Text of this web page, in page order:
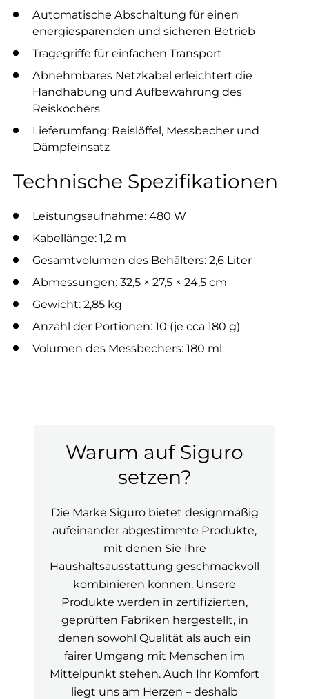
Automatische Abschaltung für einen
energiesparenden und sicheren Betrieb
Tragegriffe für einfachen Transport
Abnehmbares Netzkabel erleichtert die
Handhabung und Aufbewahrung des
Reiskochers
Lieferumfang: Reislöffel, Messbecher und
Dämpfeinsatz
Technische Spezifikationen
Leistungsaufnahme: 480 W
Kabellänge: 1,2 m
Gesamtvolumen des Behälters: 2,6 Liter
Abmessungen: 32,5 × 27,5 × 24,5 cm
Gewicht: 2,85 kg
Anzahl der Portionen: 10 (je cca 180 g)
Volumen des Messbechers: 180 ml
Warum auf Siguro
setzen?
Die Marke Siguro bietet designmäßig
aufeinander abgestimmte Produkte,
mit denen Sie Ihre
Haushaltsausstattung geschmackvoll
kombinieren können. Unsere
Produkte werden in zertifizierten,
geprüften Fabriken hergestellt, in
denen sowohl Qualität als auch ein
fairer Umgang mit Menschen im
Mittelpunkt stehen. Auch Ihr Komfort
liegt uns am Herzen – deshalb